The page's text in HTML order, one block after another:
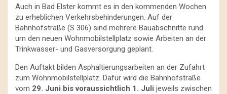
Auch in Bad Elster kommt es in den kommenden Wochen
zu erheblichen Verkehrsbehinderungen. Auf der
Bahnhofstraße (S 306) sind mehrere Bauabschnitte rund
um den neuen Wohnmobilstellplatz sowie Arbeiten an der
Trinkwasser- und Gasversorgung geplant.
Den Auftakt bilden Asphaltierungsarbeiten an der Zufahrt
zum Wohnmobilstellplatz. Dafür wird die Bahnhofstraße
vom 29. Juni bis voraussichtlich 1. Juli jeweils zwischen